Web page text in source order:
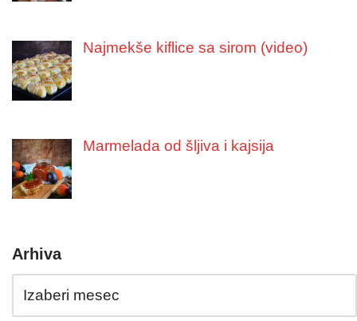
Najmekše kiflice sa sirom (video)
Marmelada od šljiva i kajsija
Arhiva